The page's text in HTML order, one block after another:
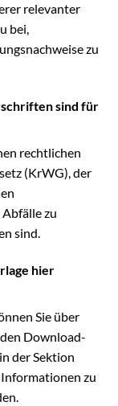
relevanter
bei,
zu
sind für
rechtlichen
(KrWG), der
zu
sind.
hier
Sie über
Download-
der Sektion
Informationen zu